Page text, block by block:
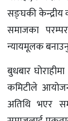
सङ्घकी केन्द्रीय
समाजका
न्यायमूलक
बुधबार
कमिटीले
अतिथि भएर